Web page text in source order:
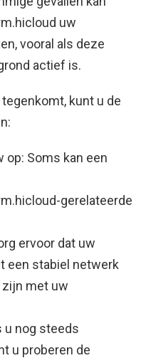
uw
vooral als deze
actief is.
kunt u de
op: Soms kan een
gerelateerde
ervoor dat uw
een stabiel netwerk
zijn met uw
u nog steeds
u proberen de